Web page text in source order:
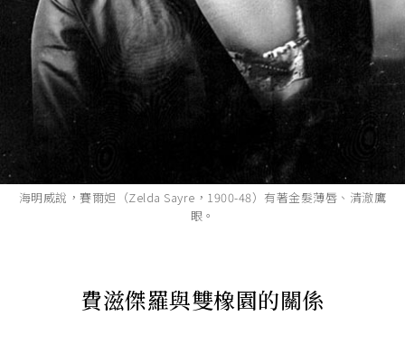
海明威說，賽爾妲（Zelda Sayre，1900-48）有著金髮薄唇、清澈鷹
眼。
費滋傑羅與雙橡園的關係